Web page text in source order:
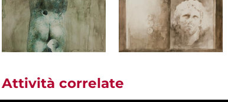
Attività correlate